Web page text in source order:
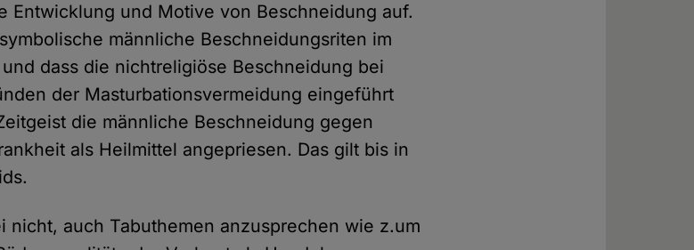
Entwicklung und Motive von Beschneidung auf.
männliche Beschneidungsriten im
dass die nichtreligiöse Beschneidung bei
der Masturbationsvermeidung eingeführt
die männliche Beschneidung gegen
als Heilmittel angepriesen. Das gilt bis in
nicht, auch Tabuthemen anzusprechen wie z.um